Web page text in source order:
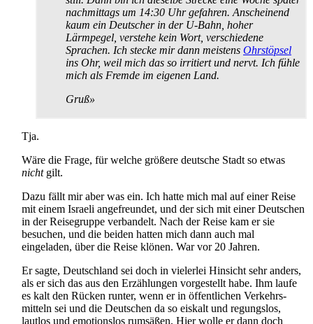
nachmittags um 14:30 Uhr gefahren. Anscheinend
kaum ein Deutscher in der U-Bahn, hoher
Lärmpegel, verstehe kein Wort, verschiedene
Sprachen. Ich stecke mir dann meistens Ohrstöpsel
ins Ohr, weil mich das so irritiert und nervt. Ich fühle
mich als Fremde im eigenen Land.
Gruß»
Tja.
Wäre die Frage, für welche größere deutsche Stadt so etwas
nichtgilt.
Dazu fällt mir aber was ein. Ich hatte mich mal auf einer Reise
mit einem Israeli angefreundet, und der sich mit einer Deutschen
in der Reisegruppe verbandelt. Nach der Reise kam er sie
besuchen, und die beiden hatten mich dann auch mal
eingeladen, über die Reise klönen. War vor 20 Jahren.
Er sagte, Deutschland sei doch in vielerlei Hinsicht sehr anders,
als er sich das aus den Erzählungen vorgestellt habe. Ihm laufe
es kalt den Rücken runter, wenn er in öffentlichen Verkehrs­
mitteln sei und die Deutschen da so eiskalt und regungslos,
lautlos und emotionslos rumsäßen. Hier wolle er dann doch